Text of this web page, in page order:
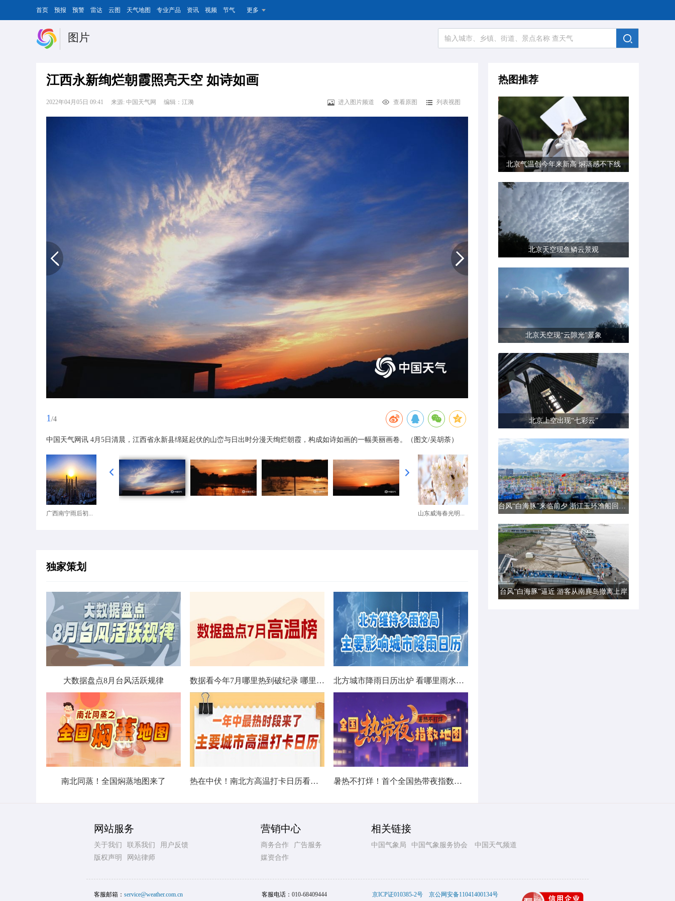
首页 预报 预警 雷达 云图 天气地图 专业产品 资讯 视频 节气 更多
图片
江西永新绚烂朝霞照亮天空 如诗如画
2022年04月05日 09:41 来源: 中国天气网 编辑：江漪 进入图片频道 查看原图 列表视图
1 /4
中国天气网讯 4月5日清晨，江西省永新县绵延起伏的山峦与日出时分漫天绚烂朝霞，构成如诗如画的一幅美丽画卷。（图文/吴胡荼）
广西南宁雨后初... 山东威海春光明...
独家策划
大数据盘点8月台风活跃规律 数据看今年7月哪里热到破纪录 哪里暑热连轴转 北方城市降雨日历出炉 看哪里雨水超长待机
南北同蒸！全国焖蒸地图来了 热在中伏！南北方高温打卡日历看哪里热力持久 暑热不打烊！首个全国热带夜指数地图发布
热图推荐
北京气温创今年来新高 焖蒸感不下线
北京天空现鱼鳞云景观
北京天空现“云隙光”景象
北京上空出现“七彩云”
台风“白海豚”来临前夕 浙江玉环渔船回港避风
台风“白海豚”逼近 游客从南麂岛撤离上岸
网站服务
关于我们 联系我们
用户反馈
版权声明
网站律师
营销中心
商务合作
广告服务
媒资合作
相关链接
中国气象局 中国气象服务协会 中国天气频道
客服邮箱： service@weather.com.cn 客服电话： 010-68409444 京ICP证010385-2号 京公网安备11041400134号